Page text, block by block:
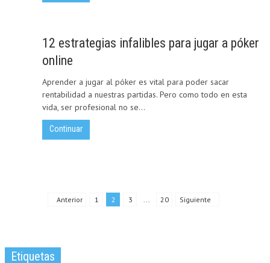
12 estrategias infalibles para jugar a póker
online
Aprender a jugar al póker es vital para poder sacar
rentabilidad a nuestras partidas. Pero como todo en esta
vida, ser profesional no se...
Continuar
Anterior 1 2 3 ... 20 Siguiente
Etiquetas